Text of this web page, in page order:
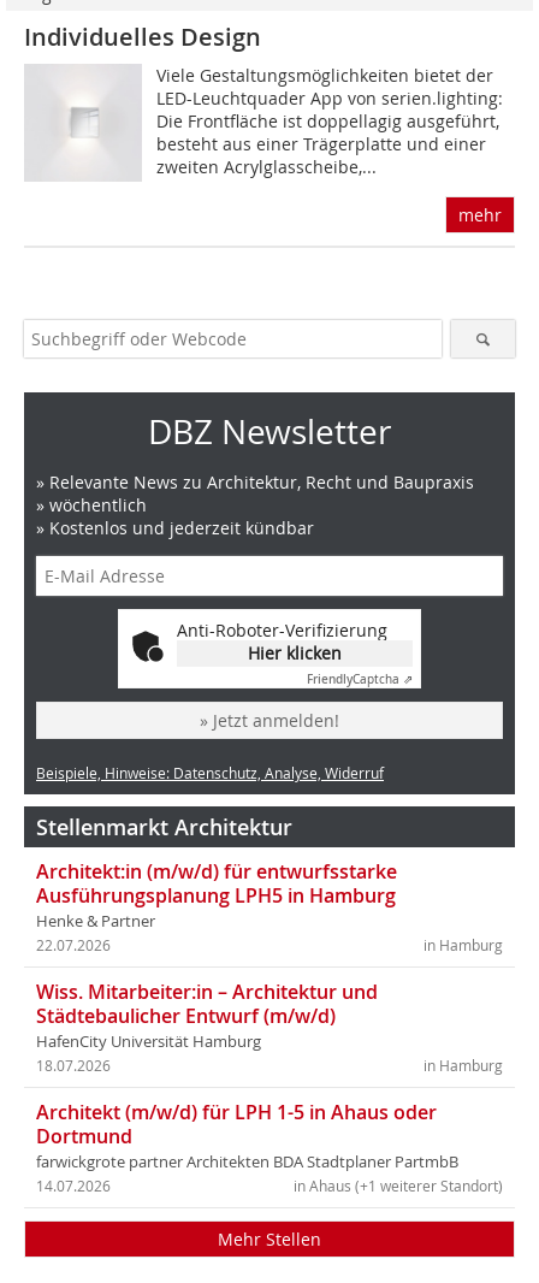
Individuelles Design
Viele Gestaltungsmöglichkeiten bietet der
LED-Leuchtquader App von serien.lighting:
Die Frontfläche ist doppellagig ausgeführt,
besteht aus einer Trägerplatte und einer
zweiten Acrylglasscheibe,...
mehr
DBZ Newsletter
» Relevante News zu Architektur, Recht und Baupraxis
» wöchentlich
» Kostenlos und jederzeit kündbar
Anti-Roboter-Verifizierung
Hier klicken
FriendlyCaptcha ⇗
» Jetzt anmelden!
Beispiele, Hinweise: Datenschutz, Analyse, Widerruf
Stellenmarkt Architektur
Architekt:in (m/w/d) für entwurfsstarke
Ausführungsplanung LPH5 in Hamburg
Henke & Partner
in Hamburg
22.07.2026
Wiss. Mitarbeiter:in – Architektur und
Städtebaulicher Entwurf (m/w/d)
HafenCity Universität Hamburg
in Hamburg
18.07.2026
Architekt (m/w/d) für LPH 1-5 in Ahaus oder
Dortmund
farwickgrote partner Architekten BDA Stadtplaner PartmbB
in Ahaus (+1 weiterer Standort)
14.07.2026
Mehr Stellen